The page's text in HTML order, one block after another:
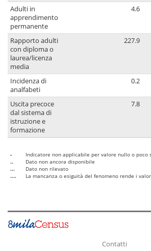
Adulti in
apprendimento
permanente
4.6
Rapporto adulti
con diploma o
laurea/licenza
media
227.9
Incidenza di
analfabeti
0.2
Uscita precoce
dal sistema di
istruzione e
formazione
7.8
-
Indicatore non applicabile per valore nullo o poco
..
Dato non ancora disponibile
...
Dato non rilevato
....
La mancanza o esiguità del fenomeno rende i
Contatti